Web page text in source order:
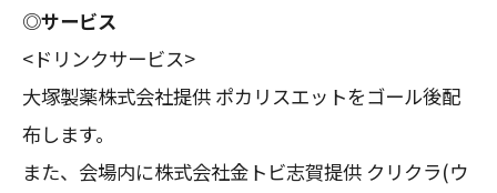
◎サービス
<ドリンクサービス>
大塚製薬株式会社提供 ポカリスエットをゴール後配
布します。
また、会場内に株式会社金トビ志賀提供 クリクラ(ウ